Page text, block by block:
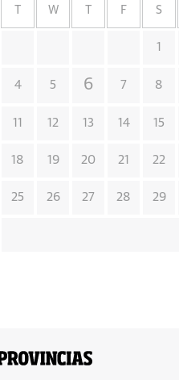
W F S
1
4 5 6 7 8
11 12 13 14 15
18 19 20 21 22
25 26 27 28 29